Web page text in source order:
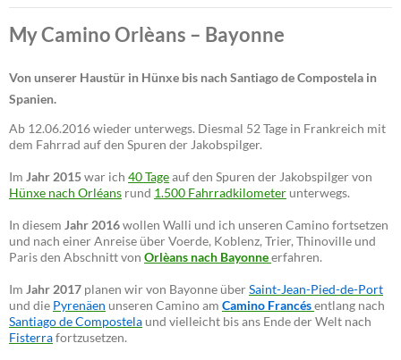
My Camino Orlèans – Bayonne
Von unserer Haustür in Hünxe bis nach Santiago de Compostela in
Spanien.
Ab 12.06.2016 wieder unterwegs. Diesmal 52 Tage in Frankreich mit
dem Fahrrad auf den Spuren der Jakobspilger.
Im Jahr 2015war ich 40 Tageauf den Spuren der Jakobspilger von
Hünxe nach Orléans rund 1.500 Fahrradkilometer unterwegs.
In diesem Jahr 2016wollen Walli und ich unseren Camino fortsetzen
und nach einer Anreise über Voerde, Koblenz, Trier, Thinoville und
Paris den Abschnitt von Orlèans nach Bayonneerfahren.
Im Jahr 2017 planen wir von Bayonne überSaint-Jean-Pied-de-Port
und die Pyrenäen unseren Camino am Camino Francésentlang nach
Santiago de Compostela und vielleicht bis ans Ende der Welt nach
Fisterrafortzusetzen.